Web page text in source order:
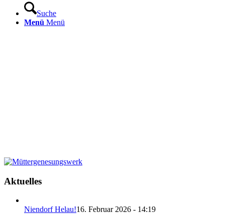
Suche
Menü Menü
Aktuelles
Niendorf Helau!16. Februar 2026 - 14:19